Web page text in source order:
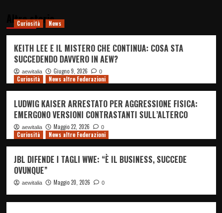
Altre storie
Curiosità News
KEITH LEE E IL MISTERO CHE CONTINUA: COSA STA
SUCCEDENDO DAVVERO IN AEW?
aewitalia Giugno 9, 2026 0
Curiosità News altre Federazioni
LUDWIG KAISER ARRESTATO PER AGGRESSIONE FISICA:
EMERGONO VERSIONI CONTRASTANTI SULL’ALTERCO
aewitalia Maggio 22, 2026 0
Curiosità News altre Federazioni
JBL DIFENDE I TAGLI WWE: “È IL BUSINESS, SUCCEDE
OVUNQUE”
aewitalia Maggio 20, 2026 0